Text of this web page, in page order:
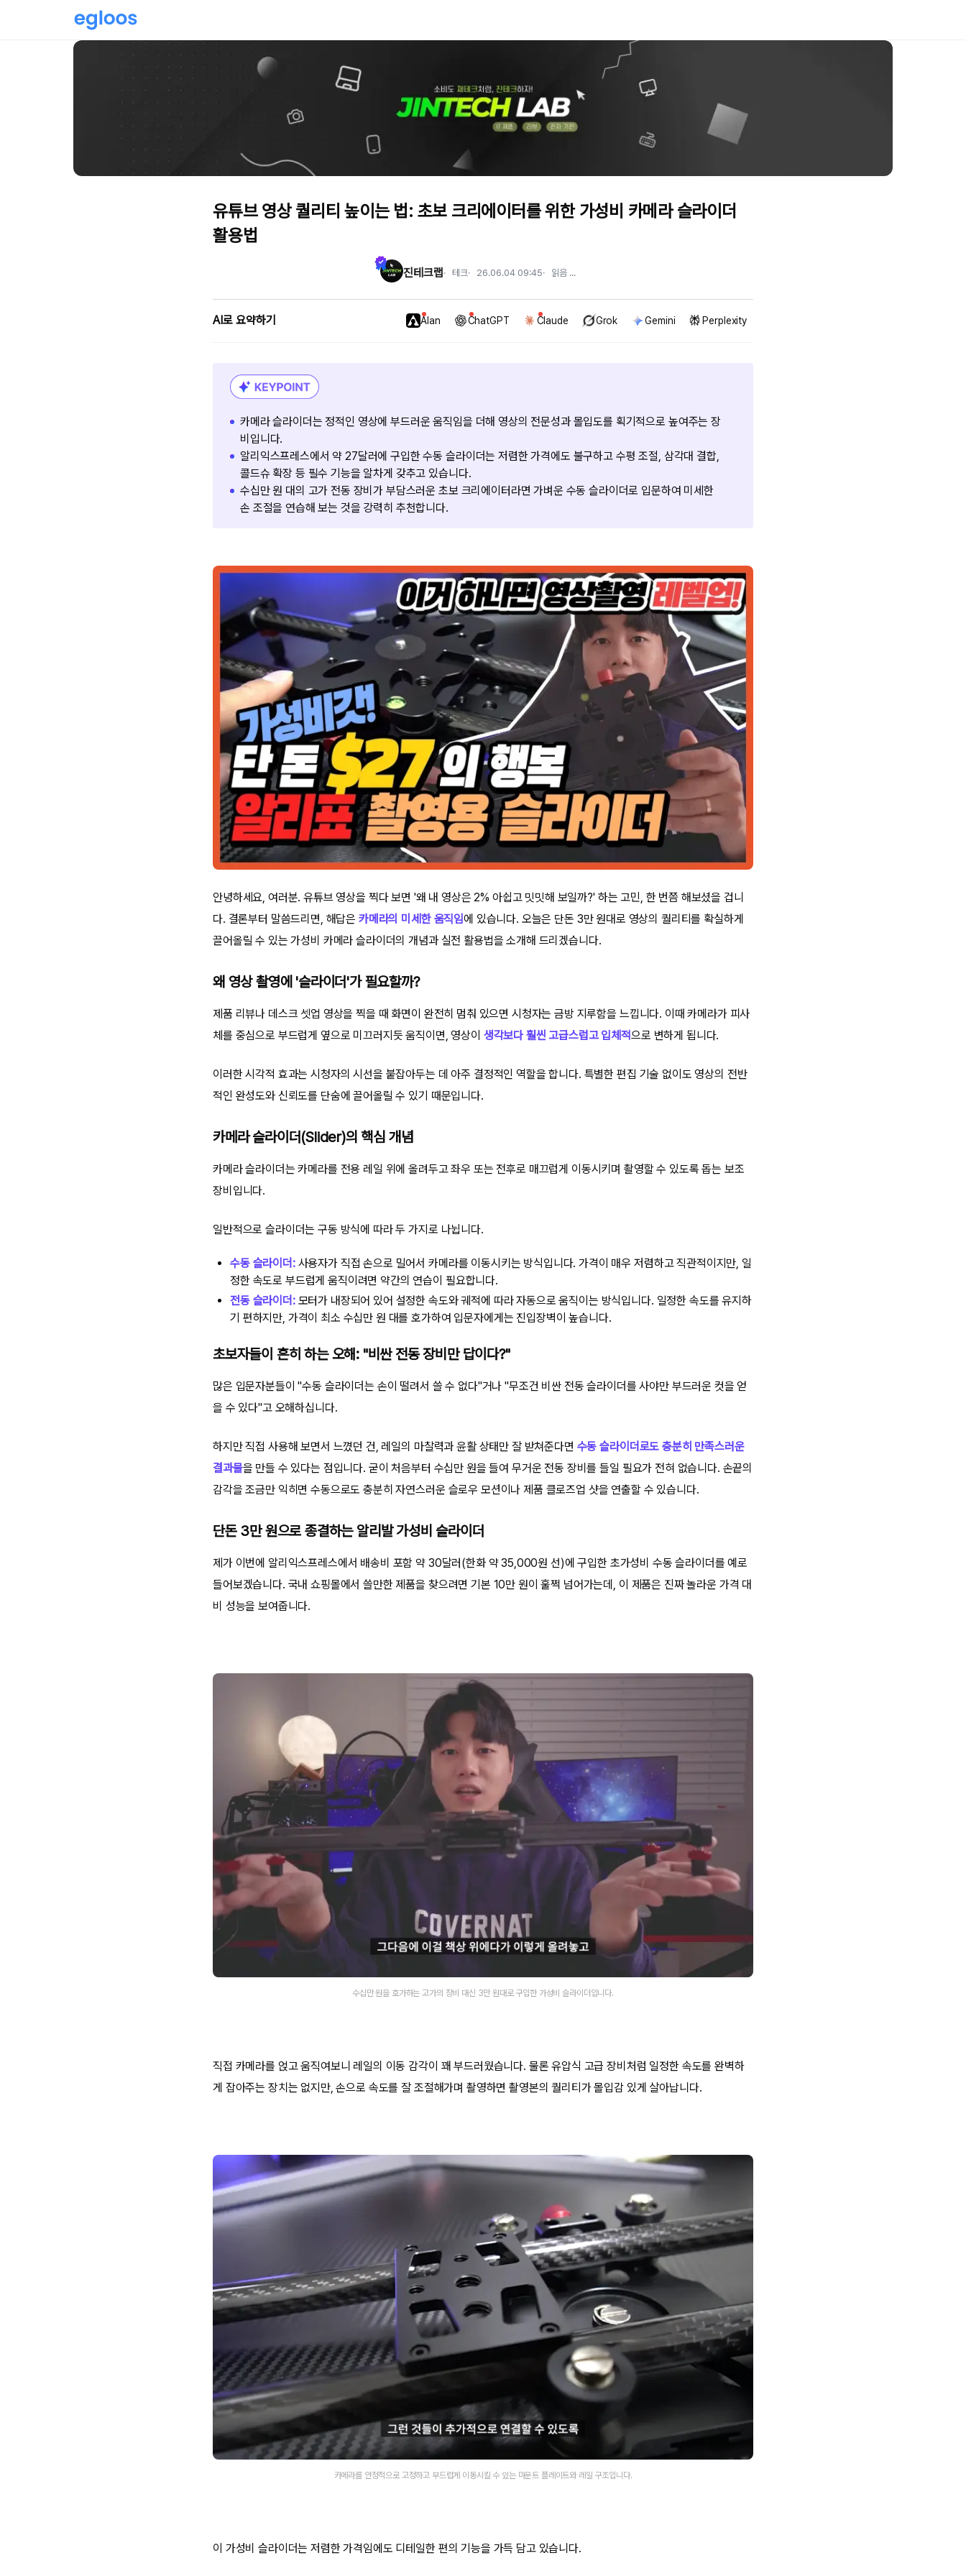
유튜브 영상 퀄리티 높이는 법: 초보 크리에이터를 위한 가성비 카메라 슬라이더
활용법
진테크랩 테크 26.06.04 09:45 읽음 ...
AI로 요약하기 Alan ChatGPT Claude Grok Gemini Perplexity
카메라 슬라이더는 정적인 영상에 부드러운 움직임을 더해 영상의 전문성과 몰입도를 획기적으로 높여주는 장
비입니다.
알리익스프레스에서 약 27달러에 구입한 수동 슬라이더는 저렴한 가격에도 불구하고 수평 조절, 삼각대 결합,
콜드슈 확장 등 필수 기능을 알차게 갖추고 있습니다.
수십만 원 대의 고가 전동 장비가 부담스러운 초보 크리에이터라면 가벼운 수동 슬라이더로 입문하여 미세한
손 조절을 연습해 보는 것을 강력히 추천합니다.
안녕하세요, 여러분. 유튜브 영상을 찍다 보면 '왜 내 영상은 2% 아쉽고 밋밋해 보일까?' 하는 고민, 한 번쯤 해보셨을 겁니
다. 결론부터 말씀드리면, 해답은 카메라의 미세한 움직임에 있습니다. 오늘은 단돈 3만 원대로 영상의 퀄리티를 확실하게
끌어올릴 수 있는 가성비 카메라 슬라이더의 개념과 실전 활용법을 소개해 드리겠습니다.
왜 영상 촬영에 '슬라이더'가 필요할까?
제품 리뷰나 데스크 셋업 영상을 찍을 때 화면이 완전히 멈춰 있으면 시청자는 금방 지루함을 느낍니다. 이때 카메라가 피사
체를 중심으로 부드럽게 옆으로 미끄러지듯 움직이면, 영상이 생각보다 훨씬 고급스럽고 입체적으로 변하게 됩니다.
이러한 시각적 효과는 시청자의 시선을 붙잡아두는 데 아주 결정적인 역할을 합니다. 특별한 편집 기술 없이도 영상의 전반
적인 완성도와 신뢰도를 단숨에 끌어올릴 수 있기 때문입니다.
카메라 슬라이더(Slider)의 핵심 개념
카메라 슬라이더는 카메라를 전용 레일 위에 올려두고 좌우 또는 전후로 매끄럽게 이동시키며 촬영할 수 있도록 돕는 보조
장비입니다.
일반적으로 슬라이더는 구동 방식에 따라 두 가지로 나뉩니다.
수동 슬라이더:사용자가 직접 손으로 밀어서 카메라를 이동시키는 방식입니다. 가격이 매우 저렴하고 직관적이지만, 일
정한 속도로 부드럽게 움직이려면 약간의 연습이 필요합니다.
전동 슬라이더:모터가 내장되어 있어 설정한 속도와 궤적에 따라 자동으로 움직이는 방식입니다. 일정한 속도를 유지하
기 편하지만, 가격이 최소 수십만 원 대를 호가하여 입문자에게는 진입장벽이 높습니다.
초보자들이 흔히 하는 오해: "비싼 전동 장비만 답이다?"
많은 입문자분들이 "수동 슬라이더는 손이 떨려서 쓸 수 없다"거나 "무조건 비싼 전동 슬라이더를 사야만 부드러운 컷을 얻
을 수 있다"고 오해하십니다.
하지만 직접 사용해 보면서 느꼈던 건, 레일의 마찰력과 윤활 상태만 잘 받쳐준다면 수동 슬라이더로도 충분히 만족스러운
결과물을 만들 수 있다는 점입니다. 굳이 처음부터 수십만 원을 들여 무거운 전동 장비를 들일 필요가 전혀 없습니다. 손끝의
감각을 조금만 익히면 수동으로도 충분히 자연스러운 슬로우 모션이나 제품 클로즈업 샷을 연출할 수 있습니다.
단돈 3만 원으로 종결하는 알리발 가성비 슬라이더
제가 이번에 알리익스프레스에서 배송비 포함 약 30달러(한화 약 35,000원 선)에 구입한 초가성비 수동 슬라이더를 예로
들어보겠습니다. 국내 쇼핑몰에서 쓸만한 제품을 찾으려면 기본 10만 원이 훌쩍 넘어가는데, 이 제품은 진짜 놀라운 가격 대
비 성능을 보여줍니다.
수십만 원을 호가하는 고가의 장비 대신 3만 원대로 구입한 가성비 슬라이더입니다.
직접 카메라를 얹고 움직여보니 레일의 이동 감각이 꽤 부드러웠습니다. 물론 유압식 고급 장비처럼 일정한 속도를 완벽하
게 잡아주는 장치는 없지만, 손으로 속도를 잘 조절해가며 촬영하면 촬영본의 퀄리티가 몰입감 있게 살아납니다.
카메라를 안정적으로 고정하고 부드럽게 이동시킬 수 있는 마운트 플레이트와 레일 구조입니다.
이 가성비 슬라이더는 저렴한 가격임에도 디테일한 편의 기능을 가득 담고 있습니다.